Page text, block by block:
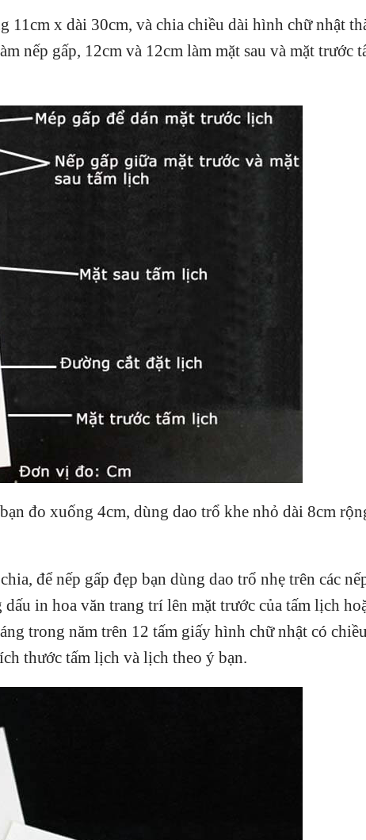
11cm x dài 30cm, và chia chiều dài hình chữ nhật
nếp gấp, 12cm và 12cm làm mặt sau và mặt trước
đo xuống 4cm, dùng dao trổ khe nhỏ dài 8cm
để nếp gấp đẹp bạn dùng dao trổ nhẹ trên các
in hoa văn trang trí lên mặt trước của tấm lịch
trong năm trên 12 tấm giấy hình chữ nhật có
thước tấm lịch và lịch theo ý bạn.